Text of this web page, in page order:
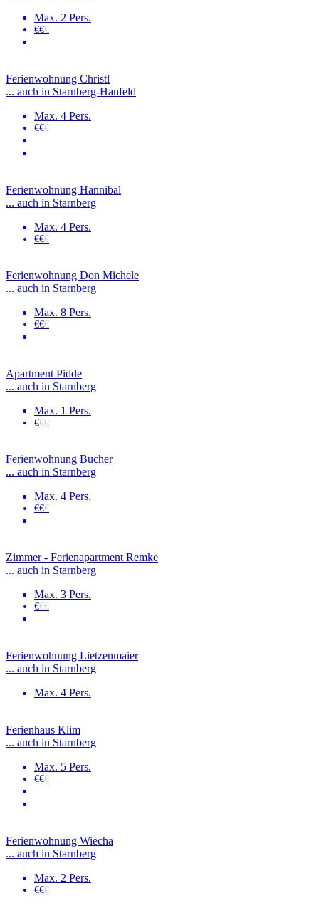
Max. 2 Pers.
€€€
Ferienwohnung Christl
... auch in Starnberg-Hanfeld
Max. 4 Pers.
€€€
Ferienwohnung Hannibal
... auch in Starnberg
Max. 4 Pers.
€€€
Ferienwohnung Don Michele
... auch in Starnberg
Max. 8 Pers.
€€€
Apartment Pidde
... auch in Starnberg
Max. 1 Pers.
€€€
Ferienwohnung Bucher
... auch in Starnberg
Max. 4 Pers.
€€€
Zimmer - Ferienapartment Remke
... auch in Starnberg
Max. 3 Pers.
€€€
Ferienwohnung Lietzenmaier
... auch in Starnberg
Max. 4 Pers.
Ferienhaus Klim
... auch in Starnberg
Max. 5 Pers.
€€€
Ferienwohnung Wiecha
... auch in Starnberg
Max. 2 Pers.
€€€